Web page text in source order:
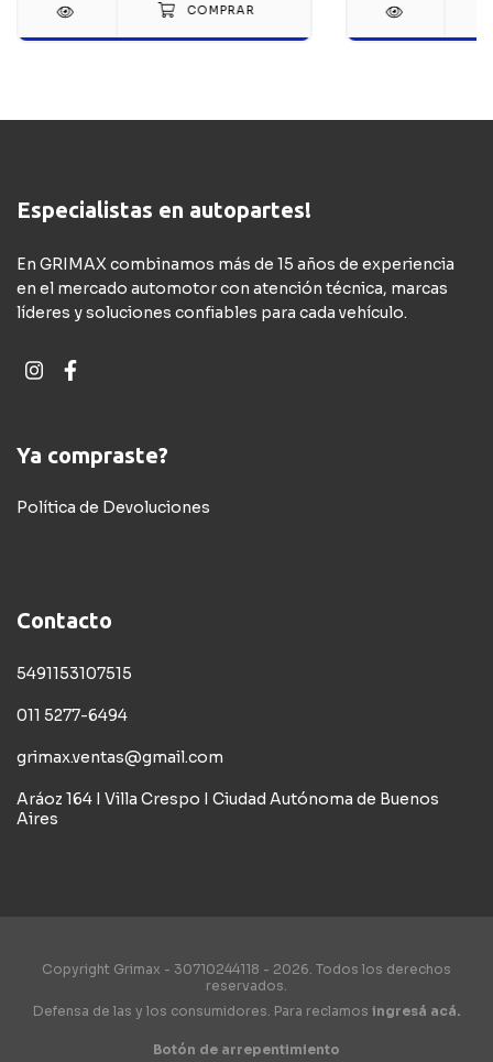
Especialistas en autopartes!
En GRIMAX combinamos más de 15 años de experiencia
en el mercado automotor con atención técnica, marcas
líderes y soluciones confiables para cada vehículo.
Ya compraste?
Política de Devoluciones
Contacto
5491153107515
011 5277-6494
grimax.ventas@gmail.com
Aráoz 164 I Villa Crespo I Ciudad Autónoma de Buenos
Aires
Copyright Grimax - 30710244118 - 2026. Todos los derechos
reservados.
Defensa de las y los consumidores. Para reclamos ingresá acá.
Botón de arrepentimiento